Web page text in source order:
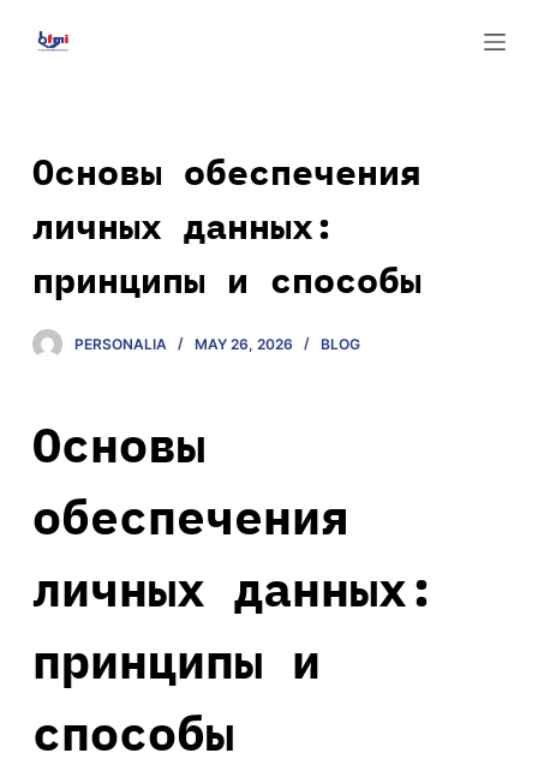
o
o
e
Основы обеспечения
личных данных:
принципы и способы
PERSONALIA MAY 26, 2026 BLOG
Основы
обеспечения
личных данных:
принципы и
способы